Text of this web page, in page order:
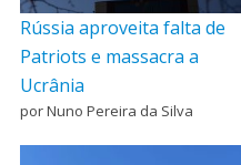
Rússia aproveita falta de
Patriots e massacra a
Ucrânia
por Nuno Pereira da Silva